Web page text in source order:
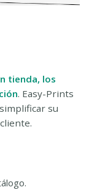
tienda, los
. Easy-Prints
su